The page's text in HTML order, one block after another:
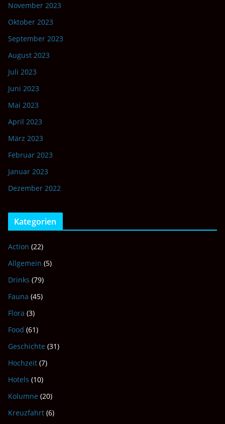
November 2023
Oktober 2023
September 2023
August 2023
Juli 2023
Juni 2023
Mai 2023
April 2023
März 2023
Februar 2023
Januar 2023
Dezember 2022
Kategorien
Action (22)
Allgemein (5)
Drinks (79)
Fauna (45)
Flora (3)
Food (61)
Geschichte (31)
Hochzeit (7)
Hotels (10)
Kolumne (20)
Kreuzfahrt (6)